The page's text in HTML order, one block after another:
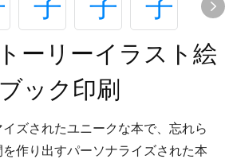
ーリーイラスト絵
ック印刷
ズされたユニークな本で、忘れら
作り出すパーソナライズされた本